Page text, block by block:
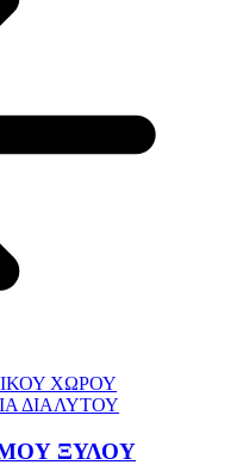
ΧΩΡΟΥ
ΔΙΑΛΥΤΟΥ
ΞΥΛΟΥ